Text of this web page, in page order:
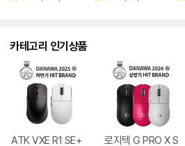
카테고리 인기상품
ATK VXE R1 SE+
로지텍 G PRO X S